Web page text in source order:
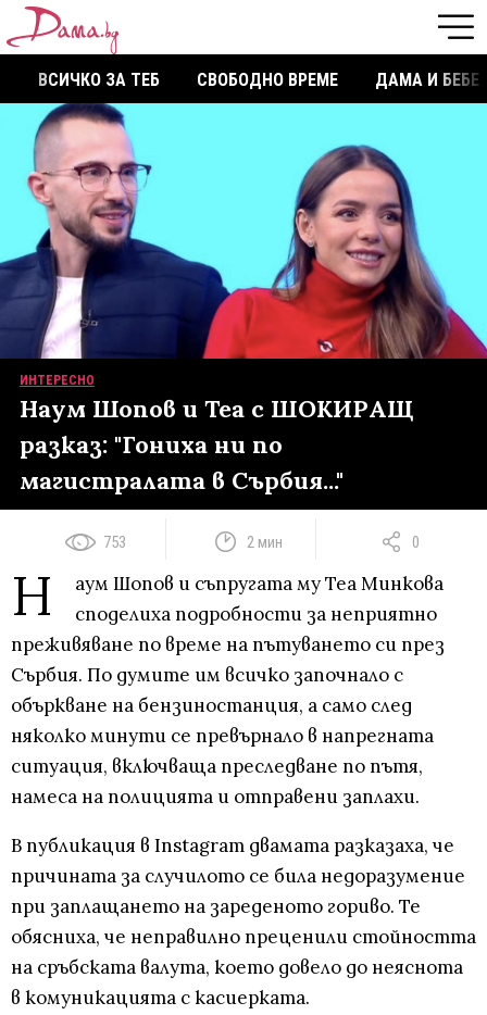
ВСИЧКО ЗА ТЕБ СВОБОДНО ВРЕМЕ ДАМА И БЕБЕ
ИНТЕРЕСНО
Наум Шопов и Теа с ШОКИРАЩ
разказ: "Гониха ни по
магистралата в Сърбия..."
753 2 мин 0
Н
аум Шопов и съпругата му Теа Минкова
споделиха подробности за неприятно
преживяване по време на пътуването си през
Сърбия. По думите им всичко започнало с
объркване на бензиностанция, а само след
няколко минути се превърнало в напрегната
ситуация, включваща преследване по пътя,
намеса на полицията и отправени заплахи.
В публикация в Instagram двамата разказаха, че
причината за случилото се била недоразумение
при заплащането на зареденото гориво. Те
обясниха, че неправилно преценили стойността
на сръбската валута, което довело до неяснота
в комуникацията с касиерката.